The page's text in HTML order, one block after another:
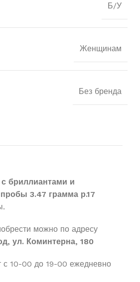
Б/У
Женщинам
Без бренда
бриллиантами и
3.47 грамма р.17
можно по адресу
ул. Коминтерна, 180
с 10-00 до 19-00 ежедневно